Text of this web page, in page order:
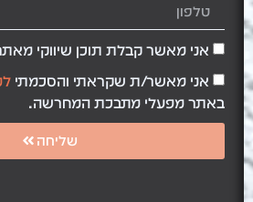
אני מאשר קבלת תוכן שיווקי
אני מאשר/ת שקראתי והסכמתי
באתר מפעלי מתבכת המחרשה.
שליחה